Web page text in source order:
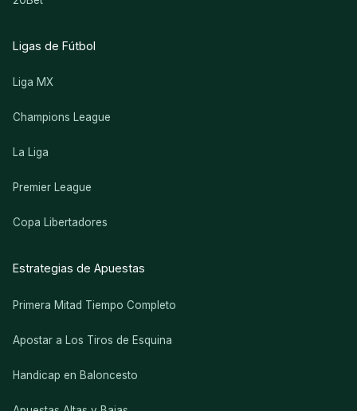
Ligas de Fútbol
Liga MX
Champions League
La Liga
Premier League
Copa Libertadores
Estrategias de Apuestas
Primera Mitad Tiempo Completo
Apostar a Los Tiros de Esquina
Handicap en Baloncesto